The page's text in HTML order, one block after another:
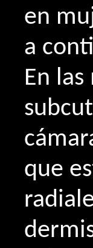
en
a
En
que